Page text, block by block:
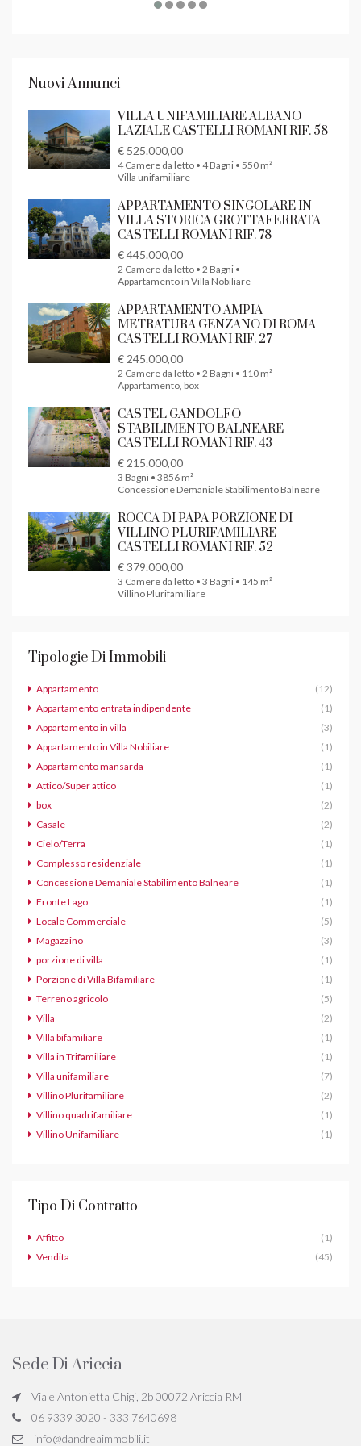
Nuovi Annunci
VILLA UNIFAMILIARE ALBANO
LAZIALE CASTELLI ROMANI RIF. 58
€ 525.000,00
4 Camere da letto • 4 Bagni • 550 m²
Villa unifamiliare
APPARTAMENTO SINGOLARE IN
VILLA STORICA GROTTAFERRATA
CASTELLI ROMANI RIF. 78
€ 445.000,00
2 Camere da letto • 2 Bagni •
Appartamento in Villa Nobiliare
APPARTAMENTO AMPIA
METRATURA GENZANO DI ROMA
CASTELLI ROMANI RIF. 27
€ 245.000,00
2 Camere da letto • 2 Bagni • 110 m²
Appartamento, box
CASTEL GANDOLFO
STABILIMENTO BALNEARE
CASTELLI ROMANI RIF. 43
€ 215.000,00
3 Bagni • 3856 m²
Concessione Demaniale Stabilimento Balneare
ROCCA DI PAPA PORZIONE DI
VILLINO PLURIFAMILIARE
CASTELLI ROMANI RIF. 52
€ 379.000,00
3 Camere da letto • 3 Bagni • 145 m²
Villino Plurifamiliare
Tipologie Di Immobili
Appartamento
(12)
Appartamento entrata indipendente
(1)
Appartamento in villa
(3)
Appartamento in Villa Nobiliare
(1)
Appartamento mansarda
(1)
Attico/Super attico
(1)
box
(2)
Casale
(2)
Cielo/Terra
(1)
Complesso residenziale
(1)
Concessione Demaniale Stabilimento Balneare
(1)
Fronte Lago
(1)
Locale Commerciale
(5)
Magazzino
(3)
porzione di villa
(1)
Porzione di Villa Bifamiliare
(1)
Terreno agricolo
(5)
Villa
(2)
Villa bifamiliare
(1)
Villa in Trifamiliare
(1)
Villa unifamiliare
(7)
Villino Plurifamiliare
(2)
Villino quadrifamiliare
(1)
Villino Unifamiliare
(1)
Tipo Di Contratto
Affitto
(1)
Vendita
(45)
Sede Di Ariccia
Viale Antonietta Chigi, 2b 00072 Ariccia RM
06 9339 3020 - 333 7640698
info@dandreaimmobili.it